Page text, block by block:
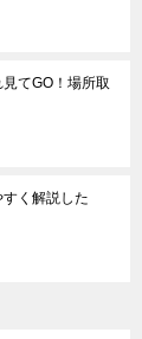
てGO！場所取
く解説した